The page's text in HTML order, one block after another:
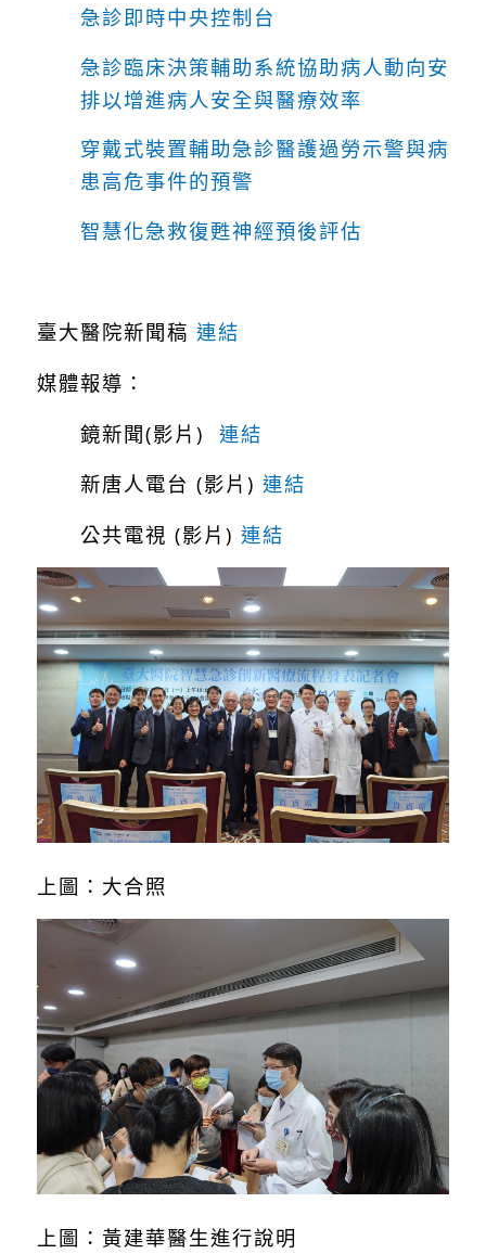
急診即時中央控制台
急診臨床決策輔助系統協助病人動向安
排以增進病人安全與醫療效率
穿戴式裝置輔助急診醫護過勞示警與病
患高危事件的預警
智慧化急救復甦神經預後評估
臺大醫院新聞稿 連結
媒體報導：
鏡新聞(影片)
連結
新唐人電台 (影片) 連結
公共電視 (影片) 連結
上圖：大合照
上圖：黃建華醫生進行說明